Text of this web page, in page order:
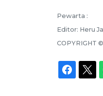
Pewarta :
Editor: Heru
COPYRIGHT ©